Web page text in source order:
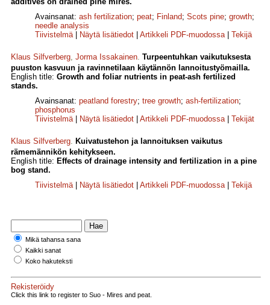
Avainsanat: ash fertilization; peat; Finland; Scots pine; growth;
needle analysis
Tiivistelmä| Näytä lisätiedot Artikkeli PDF-muodossa| Tekijä
Klaus Silfverberg, Jorma Issakainen. Turpeentuhkan vaikutuksesta
puuston kasvuun ja ravinnetilaan käytännön lannoitustyömailla.
English title: Growth and foliar nutrients in peat-ash fertilized
stands.
Avainsanat: peatland forestry; tree growth; ash-fertilization;
phosphorus
Tiivistelmä| Näytä lisätiedot Artikkeli PDF-muodossa| Tekijät
Klaus Silfverberg. Kuivatustehon ja lannoituksen vaikutus
rämemännikön kehitykseen.
English title: Effects of drainage intensity and fertilization in a pine
bog stand.
Tiivistelmä| Näytä lisätiedot Artikkeli PDF-muodossa| Tekijä
Mikä tahansa sana
Kaikki sanat
Koko hakuteksti
Rekisteröidy
Click this link to register to Suo - Mires and peat.